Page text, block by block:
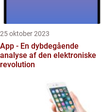
25 oktober 2023
App - En dybdegående
analyse af den elektroniske
revolution